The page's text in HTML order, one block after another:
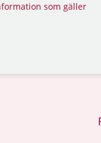
som gäller